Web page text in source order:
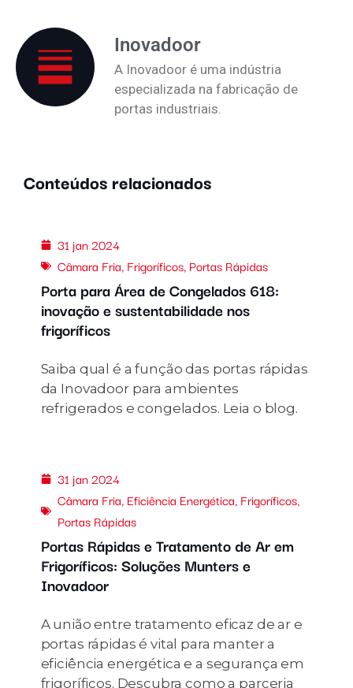
Inovadoor
A Inovadoor é uma indústria
especializada na fabricação de
portas industriais.
Conteúdos relacionados
31 jan 2024
Câmara Fria, Frigoríficos, Portas Rápidas
Porta para Área de Congelados 618:
inovação e sustentabilidade nos
frigoríficos
Saiba qual é a função das portas rápidas
da Inovadoor para ambientes
refrigerados e congelados. Leia o blog.
31 jan 2024
Câmara Fria, Eficiência Energética, Frigoríficos,
Portas Rápidas
Portas Rápidas e Tratamento de Ar em
Frigoríficos: Soluções Munters e
Inovadoor
A união entre tratamento eficaz de ar e
portas rápidas é vital para manter a
eficiência energética e a segurança em
frigoríficos. Descubra como a parceria